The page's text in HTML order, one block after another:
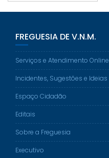
FREGUESIA DE V.N.M.
Serviços e Atendimento Online
Incidentes, Sugestões e Ideias
Espaço Cidadão
Editais
Sobre a Freguesia
Executivo